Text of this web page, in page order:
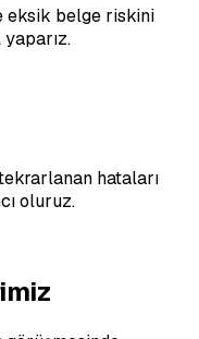
eksik belge riskini
hataları
oluruz.